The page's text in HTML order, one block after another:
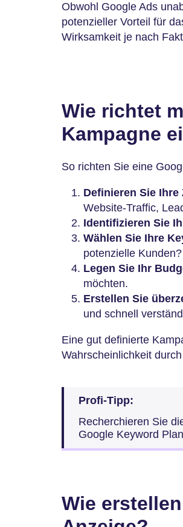
Obwohl Google Ads
potenzieller Vorteil für
Wirksamkeit je nach
Wie richtet
Kampagne
So richten Sie eine
Definieren Sie Ihre
Website-Traffic,
Identifizieren Sie
Wählen Sie Ihre
potenzielle Kunden?
Legen Sie Ihr
möchten.
Erstellen Sie
und schnell
Eine gut definierte
Wahrscheinlichkeit
Profi-Tipp:
Recherchieren Sie
Google Keyword
Wie